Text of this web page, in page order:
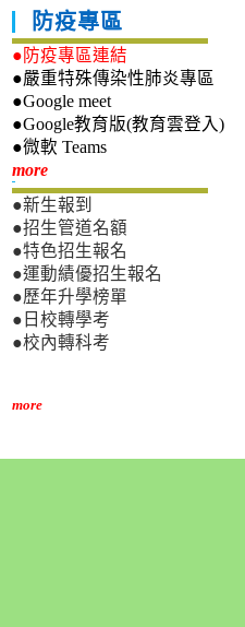
防疫專區
●防疫專區連結
●嚴重特殊傳染性肺炎專區
●Google meet
●Google教育版(教育雲登入)
●微軟 Teams
more新生專區
●新生報到
●招生管道名額
●特色招生報名
●運動績優招生報名
●歷年升學榜單
●日校轉學考
●校內轉科考
more